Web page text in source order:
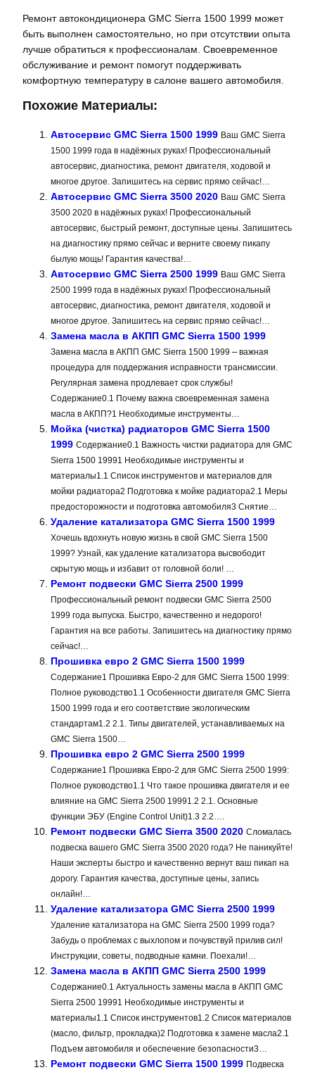
Ремонт автокондиционера GMC Sierra 1500 1999 может
быть выполнен самостоятельно, но при отсутствии опыта
лучше обратиться к профессионалам. Своевременное
обслуживание и ремонт помогут поддерживать
комфортную температуру в салоне вашего автомобиля.
Похожие Материалы:
Автосервис GMC Sierra 1500 1999 Ваш GMC Sierra
1500 1999 года в надёжных руках! Профессиональный
автосервис, диагностика, ремонт двигателя, ходовой и
многое другое. Запишитесь на сервис прямо сейчас!…
Автосервис GMC Sierra 3500 2020 Ваш GMC Sierra
3500 2020 в надёжных руках! Профессиональный
автосервис, быстрый ремонт, доступные цены. Запишитесь
на диагностику прямо сейчас и верните своему пикапу
былую мощь! Гарантия качества!…
Автосервис GMC Sierra 2500 1999 Ваш GMC Sierra
2500 1999 года в надёжных руках! Профессиональный
автосервис, диагностика, ремонт двигателя, ходовой и
многое другое. Запишитесь на сервис прямо сейчас!…
Замена масла в АКПП GMC Sierra 1500 1999
Замена масла в АКПП GMC Sierra 1500 1999 ⎼ важная
процедура для поддержания исправности трансмиссии.
Регулярная замена продлевает срок службы!
Содержание0.1 Почему важна своевременная замена
масла в АКПП?1 Необходимые инструменты…
Мойка (чистка) радиаторов GMC Sierra 1500
1999 Содержание0.1 Важность чистки радиатора для GMC
Sierra 1500 19991 Необходимые инструменты и
материалы1.1 Список инструментов и материалов для
мойки радиатора2 Подготовка к мойке радиатора2.1 Меры
предосторожности и подготовка автомобиля3 Снятие…
Удаление катализатора GMC Sierra 1500 1999
Хочешь вдохнуть новую жизнь в свой GMC Sierra 1500
1999? Узнай, как удаление катализатора высвободит
скрытую мощь и избавит от головной боли! …
Ремонт подвески GMC Sierra 2500 1999
Профессиональный ремонт подвески GMC Sierra 2500
1999 года выпуска. Быстро, качественно и недорого!
Гарантия на все работы. Запишитесь на диагностику прямо
сейчас!…
Прошивка евро 2 GMC Sierra 1500 1999
Содержание1 Прошивка Евро-2 для GMC Sierra 1500 1999:
Полное руководство1.1 Особенности двигателя GMC Sierra
1500 1999 года и его соответствие экологическим
стандартам1.2 2.1. Типы двигателей, устанавливаемых на
GMC Sierra 1500…
Прошивка евро 2 GMC Sierra 2500 1999
Содержание1 Прошивка Евро-2 для GMC Sierra 2500 1999:
Полное руководство1.1 Что такое прошивка двигателя и ее
влияние на GMC Sierra 2500 19991.2 2.1. Основные
функции ЭБУ (Engine Control Unit)1.3 2.2….
Ремонт подвески GMC Sierra 3500 2020 Сломалась
подвеска вашего GMC Sierra 3500 2020 года? Не паникуйте!
Наши эксперты быстро и качественно вернут ваш пикап на
дорогу. Гарантия качества, доступные цены, запись
онлайн!…
Удаление катализатора GMC Sierra 2500 1999
Удаление катализатора на GMC Sierra 2500 1999 года?
Забудь о проблемах с выхлопом и почувствуй прилив сил!
Инструкции, советы, подводные камни. Поехали!…
Замена масла в АКПП GMC Sierra 2500 1999
Содержание0.1 Актуальность замены масла в АКПП GMC
Sierra 2500 19991 Необходимые инструменты и
материалы1.1 Список инструментов1.2 Список материалов
(масло, фильтр, прокладка)2 Подготовка к замене масла2.1
Подъем автомобиля и обеспечение безопасности3…
Ремонт подвески GMC Sierra 1500 1999 Подвеска